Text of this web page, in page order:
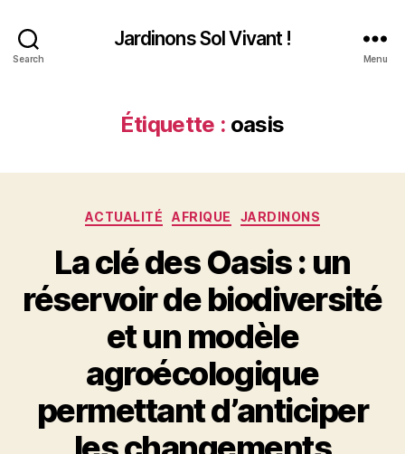
Search
Jardinons Sol Vivant !
Menu
Étiquette : oasis
Catégories
ACTUALITÉ AFRIQUE JARDINONS
La clé des Oasis : un
réservoir de biodiversité
et un modèle
agroécologique
permettant d’anticiper